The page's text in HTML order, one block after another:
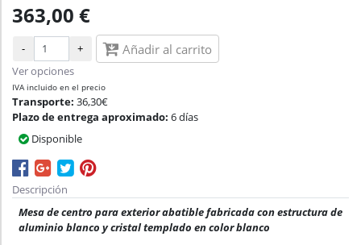
363,00 €
- + Añadir al carrito
Ver opciones
IVA incluido en el precio
Transporte: 36,30€
Plazo de entrega aproximado: 6 días
Disponible
Descripción
Mesa de centro para exterior abatible fabricada con estructura de
aluminio blanco y cristal templado en color blanco